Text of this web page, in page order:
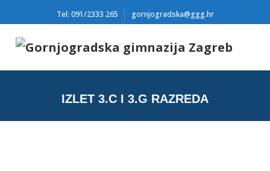
Tel: 091/2333 265 gornjogradska@ggg.hr
IZLET 3.C I 3.G RAZREDA